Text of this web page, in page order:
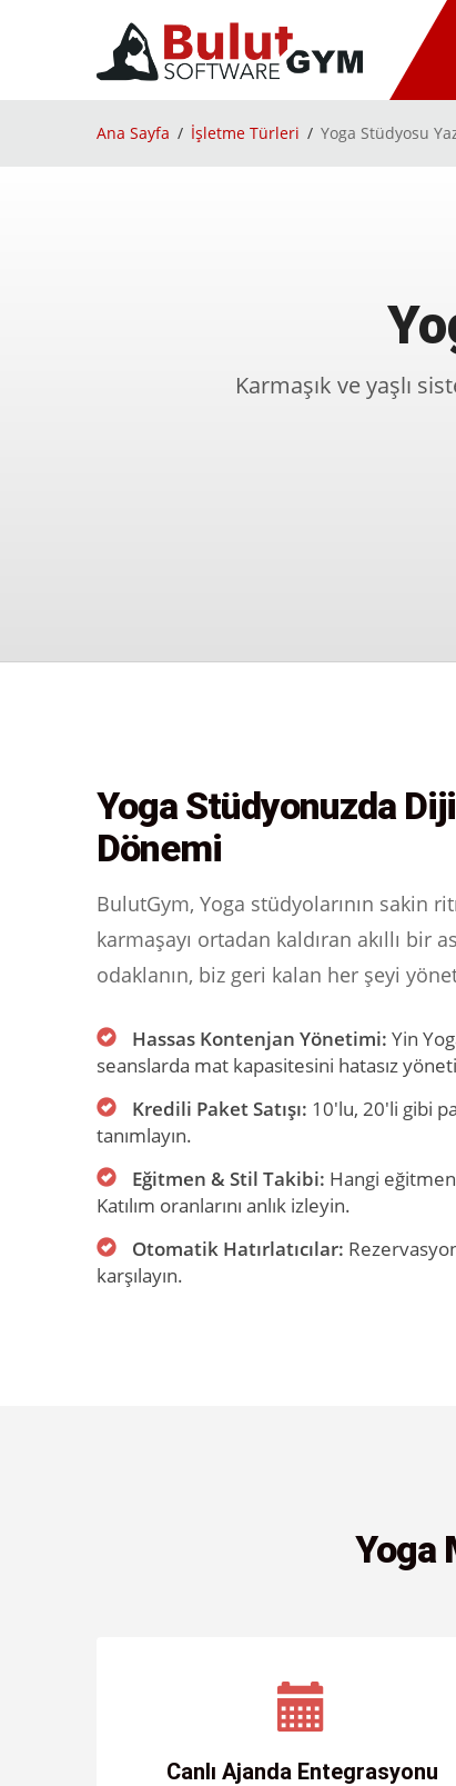
Ana Sayfa İşletme Türleri Yoga Stüdyosu
Karmaşık ve yaşlı
Yoga Stüdyonuzda
Dönemi
BulutGym, Yoga stüdyolarının sakin
karmaşayı ortadan kaldıran akıllı bir
odaklanın, biz geri kalan her şeyi
Hassas Kontenjan Yönetimi: Yin
seanslarda mat kapasitesini hatasız
Kredili Paket Satışı: 10'lu, 20'li gibi
tanımlayın.
Eğitmen & Stil Takibi: Hangi
Katılım oranlarını anlık izleyin.
Otomatik Hatırlatıcılar:
karşılayın.
Yoga
Canlı Ajanda Entegrasyonu